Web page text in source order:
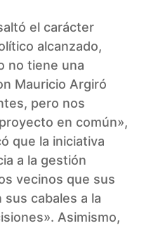
el carácter
alcanzado,
no tiene una
Mauricio Argiró
pero nos
en común»,
que la iniciativa
a la gestión
vecinos que sus
cabales a la
Asimismo,